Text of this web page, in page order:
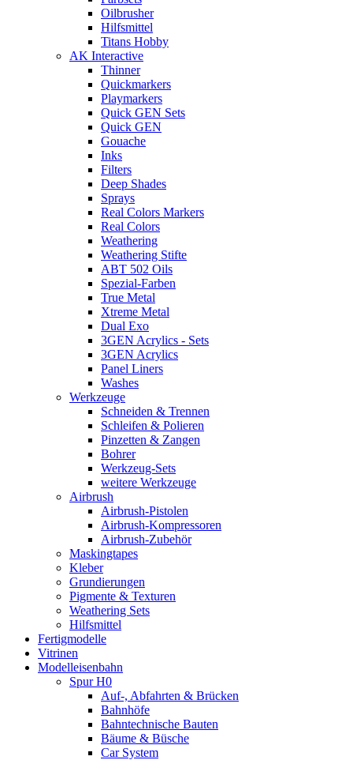
Oilbrusher
Hilfsmittel
Titans Hobby
AK Interactive
Thinner
Quickmarkers
Playmarkers
Quick GEN Sets
Quick GEN
Gouache
Inks
Filters
Deep Shades
Sprays
Real Colors Markers
Real Colors
Weathering
Weathering Stifte
ABT 502 Oils
Spezial-Farben
True Metal
Xtreme Metal
Dual Exo
3GEN Acrylics - Sets
3GEN Acrylics
Panel Liners
Washes
Werkzeuge
Schneiden & Trennen
Schleifen & Polieren
Pinzetten & Zangen
Bohrer
Werkzeug-Sets
weitere Werkzeuge
Airbrush
Airbrush-Pistolen
Airbrush-Kompressoren
Airbrush-Zubehör
Maskingtapes
Kleber
Grundierungen
Pigmente & Texturen
Weathering Sets
Hilfsmittel
Fertigmodelle
Vitrinen
Modelleisenbahn
Spur H0
Auf-, Abfahrten & Brücken
Bahnhöfe
Bahntechnische Bauten
Bäume & Büsche
Car System